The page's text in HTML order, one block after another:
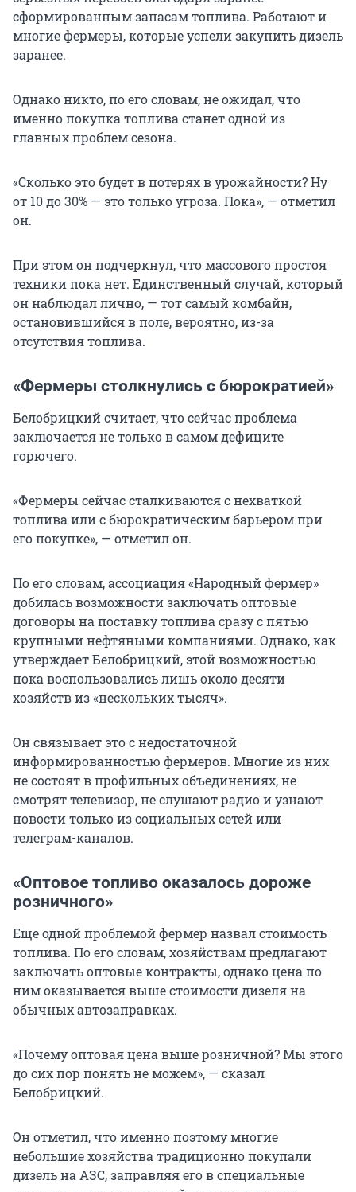
сформированным запасам топлива. Работают и
многие фермеры, которые успели закупить дизель
заранее.
Однако никто, по его словам, не ожидал, что
именно покупка топлива станет одной из
главных проблем сезона.
«Сколько это будет в потерях в урожайности? Ну
от 10 до 30% — это только угроза. Пока», — отметил
он.
При этом он подчеркнул, что массового простоя
техники пока нет. Единственный случай, который
он наблюдал лично, — тот самый комбайн,
остановившийся в поле, вероятно, из-за
отсутствия топлива.
«Фермеры столкнулись с бюрократией»
Белобрицкий считает, что сейчас проблема
заключается не только в самом дефиците
горючего.
«Фермеры сейчас сталкиваются с нехваткой
топлива или с бюрократическим барьером при
его покупке», — отметил он.
По его словам, ассоциация «Народный фермер»
добилась возможности заключать оптовые
договоры на поставку топлива сразу с пятью
крупными нефтяными компаниями. Однако, как
утверждает Белобрицкий, этой возможностью
пока воспользовались лишь около десяти
хозяйств из «нескольких тысяч».
Он связывает это с недостаточной
информированностью фермеров. Многие из них
не состоят в профильных объединениях, не
смотрят телевизор, не слушают радио и узнают
новости только из социальных сетей или
телеграм-каналов.
«Оптовое топливо оказалось дороже
розничного»
Еще одной проблемой фермер назвал стоимость
топлива. По его словам, хозяйствам предлагают
заключать оптовые контракты, однако цена по
ним оказывается выше стоимости дизеля на
обычных автозаправках.
«Почему оптовая цена выше розничной? Мы этого
до сих пор понять не можем», — сказал
Белобрицкий.
Он отметил, что именно поэтому многие
небольшие хозяйства традиционно покупали
дизель на АЗС, заправляя его в специальные